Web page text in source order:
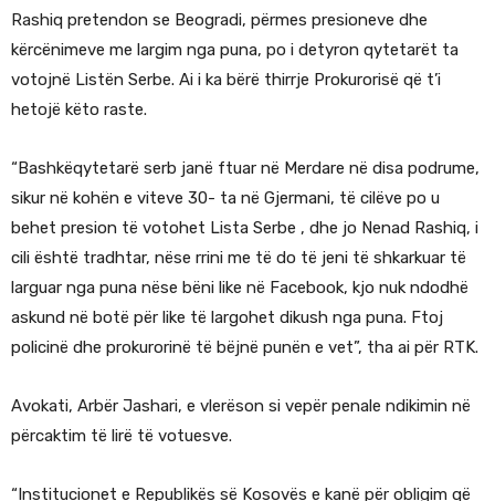
Rashiq pretendon se Beogradi, përmes presioneve dhe
kërcënimeve me largim nga puna, po i detyron qytetarët ta
votojnë Listën Serbe. Ai i ka bërë thirrje Prokurorisë që t’i
hetojë këto raste.
“Bashkëqytetarë serb janë ftuar në Merdare në disa podrume,
sikur në kohën e viteve 30- ta në Gjermani, të cilëve po u
behet presion të votohet Lista Serbe , dhe jo Nenad Rashiq, i
cili është tradhtar, nëse rrini me të do të jeni të shkarkuar të
larguar nga puna nëse bëni like në Facebook, kjo nuk ndodhë
askund në botë për like të largohet dikush nga puna. Ftoj
policinë dhe prokurorinë të bëjnë punën e vet”, tha ai për RTK.
Avokati, Arbër Jashari, e vlerëson si vepër penale ndikimin në
përcaktim të lirë të votuesve.
“Institucionet e Republikës së Kosovës e kanë për obligim që